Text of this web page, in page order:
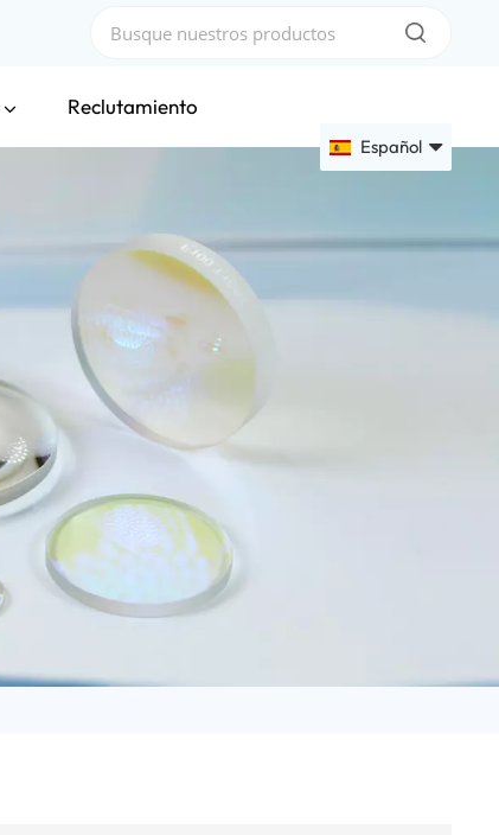
Reclutamiento
Español
English
Français